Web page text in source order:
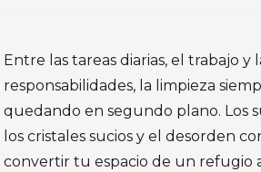
Entre las tareas diarias, el trabajo y
responsabilidades, la limpieza
quedando en segundo plano. Los
los cristales sucios y el desorden
convertir tu espacio de un refugio